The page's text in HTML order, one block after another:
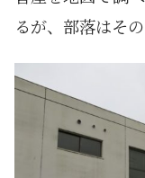
るが、部落はそ